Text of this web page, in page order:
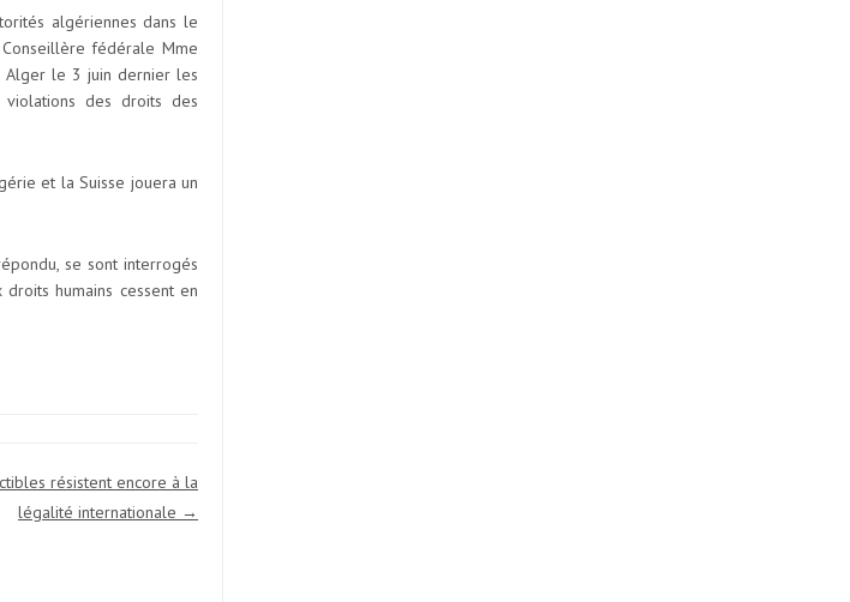
algériennes dans le
fédérale Mme
Alger le 3 juin dernier les
des droits des
et la Suisse jouera un
se sont interrogés
humains cessent en
résistent encore à la
légalité internationale →